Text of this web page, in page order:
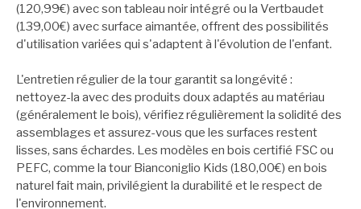
(120,99€) avec son tableau noir intégré ou la Vertbaudet
(139,00€) avec surface aimantée, offrent des possibilités
d'utilisation variées qui s'adaptent à l'évolution de l'enfant.
L'entretien régulier de la tour garantit sa longévité :
nettoyez-la avec des produits doux adaptés au matériau
(généralement le bois), vérifiez régulièrement la solidité des
assemblages et assurez-vous que les surfaces restent
lisses, sans échardes. Les modèles en bois certifié FSC ou
PEFC, comme la tour Bianconiglio Kids (180,00€) en bois
naturel fait main, privilégient la durabilité et le respect de
l'environnement.